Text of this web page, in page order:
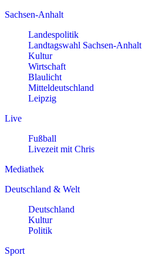
Sachsen-Anhalt
Landespolitik
Landtagswahl Sachsen-Anhalt
Kultur
Wirtschaft
Blaulicht
Mitteldeutschland
Leipzig
Live
Fußball
Livezeit mit Chris
Mediathek
Deutschland & Welt
Deutschland
Kultur
Politik
Sport